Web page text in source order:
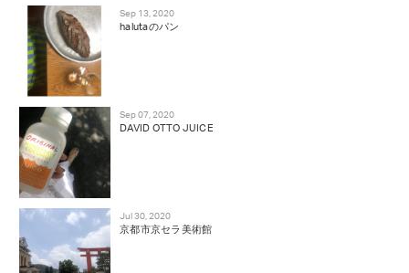
Sep 13, 2020
halutaのパン
Sep 07, 2020
DAVID OTTO JUICE
Jul 30, 2020
京都市京セラ美術館